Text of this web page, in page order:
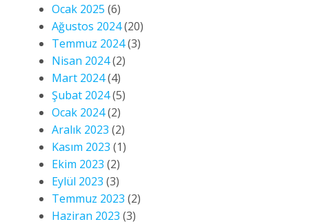
Ocak 2025 (6)
Ağustos 2024(20)
Temmuz 2024(3)
Nisan 2024(2)
Mart 2024(4)
Şubat 2024(5)
Ocak 2024(2)
Aralık 2023 (2)
Kasım 2023 (1)
Ekim 2023 (2)
Eylül 2023 (3)
Temmuz 2023 (2)
Haziran 2023 (3)